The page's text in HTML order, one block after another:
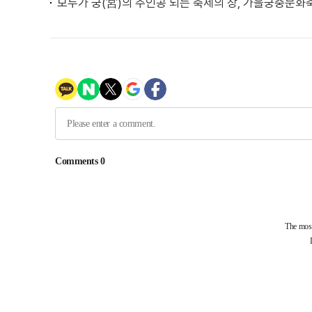
모두가 궁(宮)의 주인공 되는 축제의 장, 가을궁중문화